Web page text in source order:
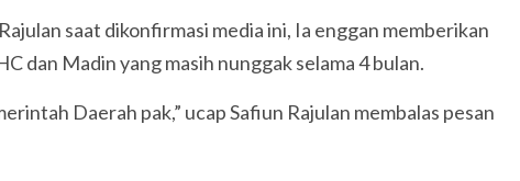
saat dikonfirmasi media ini, Ia enggan memberikan
dan Madin yang masih nunggak selama 4 bulan.
Daerah pak,” ucap Safiun Rajulan membalas pesan